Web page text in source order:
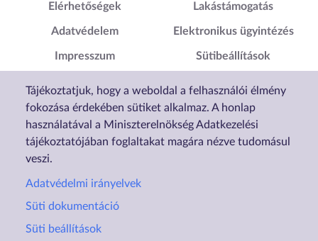
Tájékoztatjuk, hogy a weboldal a felhasználói élmény
fokozása érdekében sütiket alkalmaz. A honlap
használatával a Miniszterelnökség Adatkezelési
tájékoztatójában foglaltakat magára nézve tudomásul
veszi.
Adatvédelmi irányelvek
Süti dokumentáció
Süti beállítások
Elérhetőségek
Adatvédelem
Impresszum
Nyilatkozat
Lakástámogatás
Elektronikus ügyintézés
Sütibeállítások